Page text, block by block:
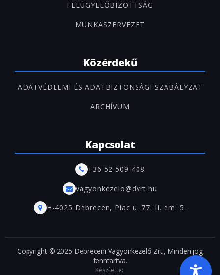
FELÜGYELŐBIZOTTSÁG
MUNKASZERVEZET
Közérdekű
ADATVÉDELMI ÉS ADATBIZTONSÁGI SZABÁLYZAT
ARCHÍVUM
Kapcsolat
+36 52 509-408
vagyonkezelo@dvrt.hu
H-4025 Debrecen, Piac u. 77. II. em. 5.
Copyright © 2025 Debreceni Vagyonkezelő Zrt., Minden jog
fenntartva.
Készítette: